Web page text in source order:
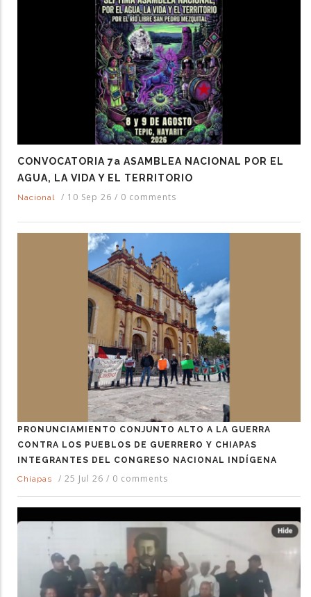
CONVOCATORIA 7a ASAMBLEA NACIONAL POR EL
AGUA, LA VIDA Y EL TERRITORIO
Nacional / 10 Sep 26 / 0 comments
PRONUNCIAMIENTO CONJUNTO ALTO A LA GUERRA
CONTRA LOS PUEBLOS DE GUERRERO Y CHIAPAS
INTEGRANTES DEL CONGRESO NACIONAL INDÍGENA
Chiapas
/ 25 Jul 26 / 0 comments